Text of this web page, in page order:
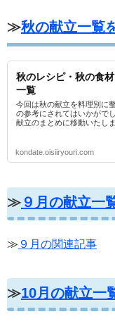
≫秋の献立一覧
秋のレシピ・秋の食
一覧
今回は秋の献立を料理別に
の参考にされてはいかがで
献立のまとめに移動いたしま
kondate.oisiiryouri.com
≫ ９月の献立一
≫ ９月の関連記事
≫10月の献立一